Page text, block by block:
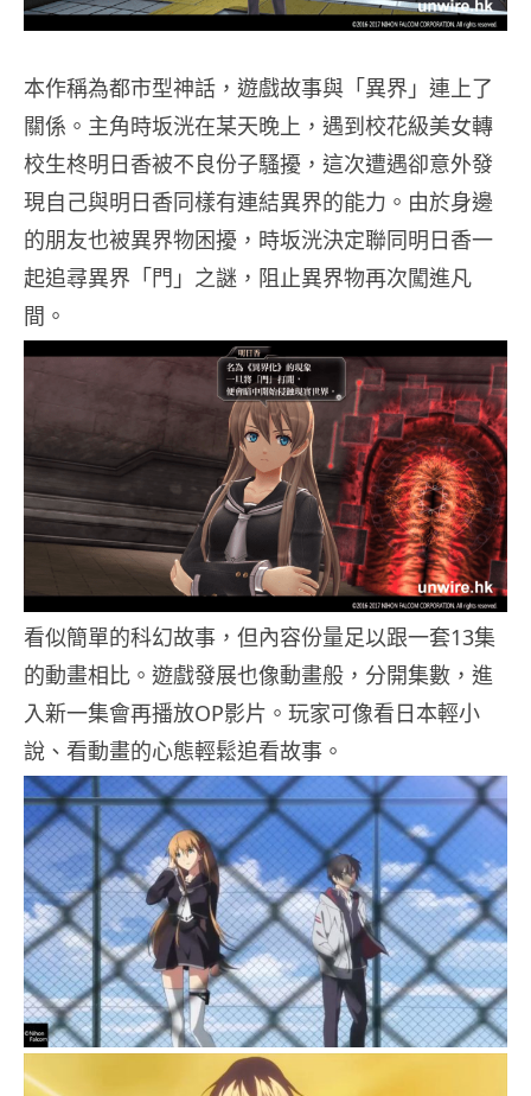
本作稱為都市型神話，遊戲故事與「異界」連上了
關係。主角時坂洸在某天晚上，遇到校花級美女轉
校生柊明日香被不良份子騷擾，這次遭遇卻意外發
現自己與明日香同樣有連結異界的能力。由於身邊
的朋友也被異界物困擾，時坂洸決定聯同明日香一
起追尋異界「門」之謎，阻止異界物再次闖進凡
間。
看似簡單的科幻故事，但內容份量足以跟一套13集
的動畫相比。遊戲發展也像動畫般，分開集數，進
入新一集會再播放OP影片。玩家可像看日本輕小
說、看動畫的心態輕鬆追看故事。